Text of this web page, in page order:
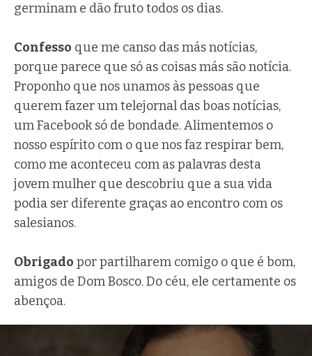
germinam e dão fruto todos os dias.
Confesso que me canso das más notícias,
porque parece que só as coisas más são notícia.
Proponho que nos unamos às pessoas que
querem fazer um telejornal das boas notícias,
um Facebook só de bondade. Alimentemos o
nosso espírito com o que nos faz respirar bem,
como me aconteceu com as palavras desta
jovem mulher que descobriu que a sua vida
podia ser diferente graças ao encontro com os
salesianos.
Obrigado por partilharem comigo o que é bom,
amigos de Dom Bosco. Do céu, ele certamente os
abençoa.